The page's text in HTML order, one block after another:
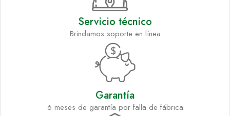
Servicio técnico
Brindamos soporte en línea
Garantía
6 meses de garantía por falla de fábrica